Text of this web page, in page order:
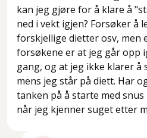
kan jeg gjøre for å klare å
ned i vekt igjen? Forsøker å
forskjellige dietter osv, men
forsøkene er at jeg går opp
gang, og at jeg ikke klarer å
mens jeg står på diett. Har
tanken på å starte med
når jeg kjenner suget etter